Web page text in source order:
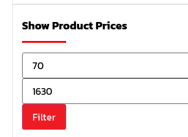
หน้าแปลนเหล็กคอสูง
หน้าแปลนเชื่อมเหล็กสลิปออน
หน้าแปลนเชื่อมเหล็กบอด
หน้าแปลนเชื่อมบอด SUS304 JEF 300P RF
หน้าแปลนเชื่อมบอด SUS304 JEF PN40 RF
หน้าแปลนเชื่อมบอด SUS304 JEF PN16 RF
Show Product Prices
Filter